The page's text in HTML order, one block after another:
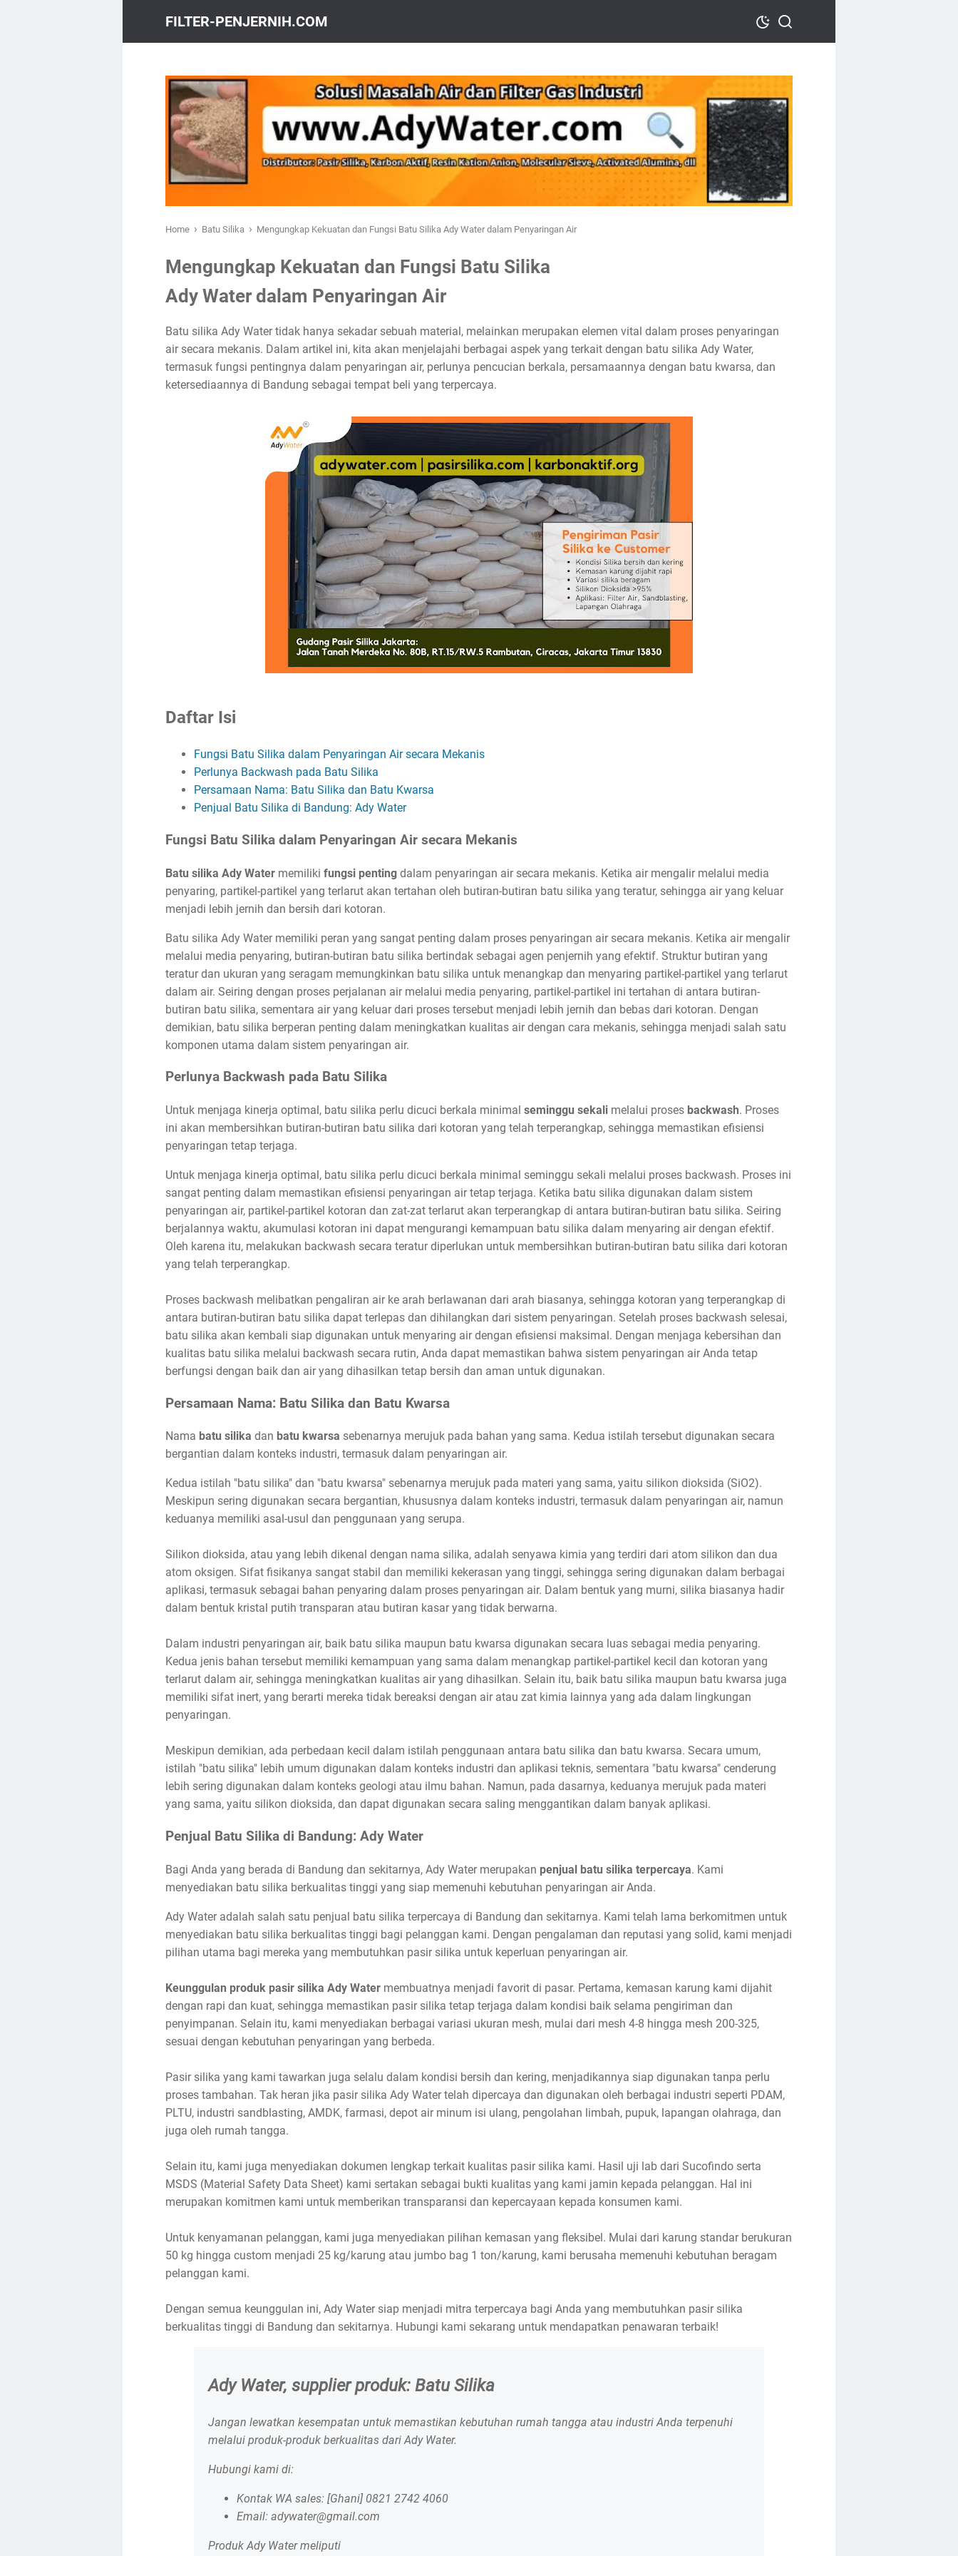
FILTER-PENJERNIH.COM
Home › Batu Silika › Mengungkap Kekuatan dan Fungsi Batu Silika Ady Water dalam Penyaringan Air
Mengungkap Kekuatan dan Fungsi Batu Silika
Ady Water dalam Penyaringan Air
Batu silika Ady Water tidak hanya sekadar sebuah material, melainkan merupakan elemen vital dalam proses penyaringan
air secara mekanis. Dalam artikel ini, kita akan menjelajahi berbagai aspek yang terkait dengan batu silika Ady Water,
termasuk fungsi pentingnya dalam penyaringan air, perlunya pencucian berkala, persamaannya dengan batu kwarsa, dan
ketersediaannya di Bandung sebagai tempat beli yang terpercaya.
Daftar Isi
Fungsi Batu Silika dalam Penyaringan Air secara Mekanis
Perlunya Backwash pada Batu Silika
Persamaan Nama: Batu Silika dan Batu Kwarsa
Penjual Batu Silika di Bandung: Ady Water
Fungsi Batu Silika dalam Penyaringan Air secara Mekanis
Batu silika Ady Water memiliki fungsi penting dalam penyaringan air secara mekanis. Ketika air mengalir melalui media
penyaring, partikel-partikel yang terlarut akan tertahan oleh butiran-butiran batu silika yang teratur, sehingga air yang keluar
menjadi lebih jernih dan bersih dari kotoran.
Batu silika Ady Water memiliki peran yang sangat penting dalam proses penyaringan air secara mekanis. Ketika air mengalir
melalui media penyaring, butiran-butiran batu silika bertindak sebagai agen penjernih yang efektif. Struktur butiran yang
teratur dan ukuran yang seragam memungkinkan batu silika untuk menangkap dan menyaring partikel-partikel yang terlarut
dalam air. Seiring dengan proses perjalanan air melalui media penyaring, partikel-partikel ini tertahan di antara butiran-
butiran batu silika, sementara air yang keluar dari proses tersebut menjadi lebih jernih dan bebas dari kotoran. Dengan
demikian, batu silika berperan penting dalam meningkatkan kualitas air dengan cara mekanis, sehingga menjadi salah satu
komponen utama dalam sistem penyaringan air.
Perlunya Backwash pada Batu Silika
Untuk menjaga kinerja optimal, batu silika perlu dicuci berkala minimal seminggu sekali melalui proses backwash. Proses
ini akan membersihkan butiran-butiran batu silika dari kotoran yang telah terperangkap, sehingga memastikan efisiensi
penyaringan tetap terjaga.
Untuk menjaga kinerja optimal, batu silika perlu dicuci berkala minimal seminggu sekali melalui proses backwash. Proses ini
sangat penting dalam memastikan efisiensi penyaringan air tetap terjaga. Ketika batu silika digunakan dalam sistem
penyaringan air, partikel-partikel kotoran dan zat-zat terlarut akan terperangkap di antara butiran-butiran batu silika. Seiring
berjalannya waktu, akumulasi kotoran ini dapat mengurangi kemampuan batu silika dalam menyaring air dengan efektif.
Oleh karena itu, melakukan backwash secara teratur diperlukan untuk membersihkan butiran-butiran batu silika dari kotoran
yang telah terperangkap.
Proses backwash melibatkan pengaliran air ke arah berlawanan dari arah biasanya, sehingga kotoran yang terperangkap di
antara butiran-butiran batu silika dapat terlepas dan dihilangkan dari sistem penyaringan. Setelah proses backwash selesai,
batu silika akan kembali siap digunakan untuk menyaring air dengan efisiensi maksimal. Dengan menjaga kebersihan dan
kualitas batu silika melalui backwash secara rutin, Anda dapat memastikan bahwa sistem penyaringan air Anda tetap
berfungsi dengan baik dan air yang dihasilkan tetap bersih dan aman untuk digunakan.
Persamaan Nama: Batu Silika dan Batu Kwarsa
Nama batu silika dan batu kwarsa sebenarnya merujuk pada bahan yang sama. Kedua istilah tersebut digunakan secara
bergantian dalam konteks industri, termasuk dalam penyaringan air.
Kedua istilah "batu silika" dan "batu kwarsa" sebenarnya merujuk pada materi yang sama, yaitu silikon dioksida (SiO2).
Meskipun sering digunakan secara bergantian, khususnya dalam konteks industri, termasuk dalam penyaringan air, namun
keduanya memiliki asal-usul dan penggunaan yang serupa.
Silikon dioksida, atau yang lebih dikenal dengan nama silika, adalah senyawa kimia yang terdiri dari atom silikon dan dua
atom oksigen. Sifat fisikanya sangat stabil dan memiliki kekerasan yang tinggi, sehingga sering digunakan dalam berbagai
aplikasi, termasuk sebagai bahan penyaring dalam proses penyaringan air. Dalam bentuk yang murni, silika biasanya hadir
dalam bentuk kristal putih transparan atau butiran kasar yang tidak berwarna.
Dalam industri penyaringan air, baik batu silika maupun batu kwarsa digunakan secara luas sebagai media penyaring.
Kedua jenis bahan tersebut memiliki kemampuan yang sama dalam menangkap partikel-partikel kecil dan kotoran yang
terlarut dalam air, sehingga meningkatkan kualitas air yang dihasilkan. Selain itu, baik batu silika maupun batu kwarsa juga
memiliki sifat inert, yang berarti mereka tidak bereaksi dengan air atau zat kimia lainnya yang ada dalam lingkungan
penyaringan.
Meskipun demikian, ada perbedaan kecil dalam istilah penggunaan antara batu silika dan batu kwarsa. Secara umum,
istilah "batu silika" lebih umum digunakan dalam konteks industri dan aplikasi teknis, sementara "batu kwarsa" cenderung
lebih sering digunakan dalam konteks geologi atau ilmu bahan. Namun, pada dasarnya, keduanya merujuk pada materi
yang sama, yaitu silikon dioksida, dan dapat digunakan secara saling menggantikan dalam banyak aplikasi.
Penjual Batu Silika di Bandung: Ady Water
Bagi Anda yang berada di Bandung dan sekitarnya, Ady Water merupakan penjual batu silika terpercaya. Kami
menyediakan batu silika berkualitas tinggi yang siap memenuhi kebutuhan penyaringan air Anda.
Ady Water adalah salah satu penjual batu silika terpercaya di Bandung dan sekitarnya. Kami telah lama berkomitmen untuk
menyediakan batu silika berkualitas tinggi bagi pelanggan kami. Dengan pengalaman dan reputasi yang solid, kami menjadi
pilihan utama bagi mereka yang membutuhkan pasir silika untuk keperluan penyaringan air.
Keunggulan produk pasir silika Ady Water membuatnya menjadi favorit di pasar. Pertama, kemasan karung kami dijahit
dengan rapi dan kuat, sehingga memastikan pasir silika tetap terjaga dalam kondisi baik selama pengiriman dan
penyimpanan. Selain itu, kami menyediakan berbagai variasi ukuran mesh, mulai dari mesh 4-8 hingga mesh 200-325,
sesuai dengan kebutuhan penyaringan yang berbeda.
Pasir silika yang kami tawarkan juga selalu dalam kondisi bersih dan kering, menjadikannya siap digunakan tanpa perlu
proses tambahan. Tak heran jika pasir silika Ady Water telah dipercaya dan digunakan oleh berbagai industri seperti PDAM,
PLTU, industri sandblasting, AMDK, farmasi, depot air minum isi ulang, pengolahan limbah, pupuk, lapangan olahraga, dan
juga oleh rumah tangga.
Selain itu, kami juga menyediakan dokumen lengkap terkait kualitas pasir silika kami. Hasil uji lab dari Sucofindo serta
MSDS (Material Safety Data Sheet) kami sertakan sebagai bukti kualitas yang kami jamin kepada pelanggan. Hal ini
merupakan komitmen kami untuk memberikan transparansi dan kepercayaan kepada konsumen kami.
Untuk kenyamanan pelanggan, kami juga menyediakan pilihan kemasan yang fleksibel. Mulai dari karung standar berukuran
50 kg hingga custom menjadi 25 kg/karung atau jumbo bag 1 ton/karung, kami berusaha memenuhi kebutuhan beragam
pelanggan kami.
Dengan semua keunggulan ini, Ady Water siap menjadi mitra terpercaya bagi Anda yang membutuhkan pasir silika
berkualitas tinggi di Bandung dan sekitarnya. Hubungi kami sekarang untuk mendapatkan penawaran terbaik!
Ady Water, supplier produk: Batu Silika
Jangan lewatkan kesempatan untuk memastikan kebutuhan rumah tangga atau industri Anda terpenuhi
melalui produk-produk berkualitas dari Ady Water.
Hubungi kami di:
Kontak WA sales: [Ghani] 0821 2742 4060
Email: adywater@gmail.com
Produk Ady Water meliputi